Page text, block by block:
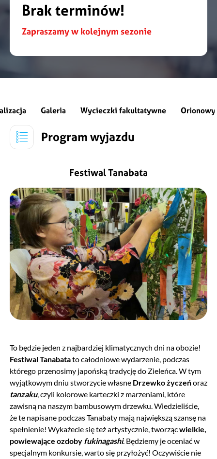
Brak terminów!
Zapraszamy w kolejnym sezonie
Program wyjazdu
Festiwal Tanabata
To będzie jeden z najbardziej klimatycznych dni na obozie!
Festiwal Tanabatato całodniowe wydarzenie, podczas
którego przenosimy japońską tradycję do Zieleńca. W tym
wyjątkowym dniu stworzycie własne Drzewko życzeńoraz
tanzaku, czyli kolorowe karteczki z marzeniami, które
zawisną na naszym bambusowym drzewku. Wiedzieliście,
że te napisane podczas Tanabaty mają największą szansę na
spełnienie! Wykażecie się też artystycznie, tworzącwielkie,
powiewające ozdoby fukinagashi. Będziemy je oceniać w
specjalnym konkursie, warto się przyłożyć! Oczywiście nie
Galeria Wycieczki fakultatywne